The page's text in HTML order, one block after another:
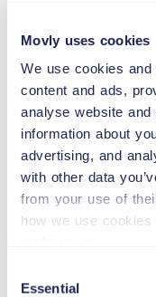
Movly uses cookies
We use cookies
content and ads,
analyse website
information about
advertising, and
with other data
from your use of
how we use
Selection
Essential
2,5–13 kg
9–18 kg
BELTESTOL